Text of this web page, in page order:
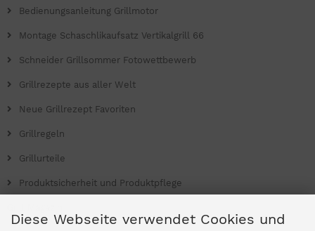
Bedienungsanleitung Grillmotor
Montage Schaschlikaufsatz Vertikalgrill 66
Schneider Grillsommer Fotowettbewerb
Grillrezepte aus aller Welt
Neue Grillrezept Favoriten
Grillregeln
Grillurteile
Produktsicherheit und Produktpflege
Diese Webseite verwendet Cookies und